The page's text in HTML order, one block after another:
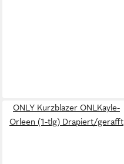
ONLY Kurzblazer ONLKayle-
Orleen (1-tlg) Drapiert/gerafft